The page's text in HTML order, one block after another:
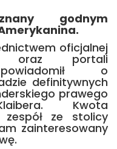
godnym
oficjalnej
oraz portali
powiadomił o
definitywnych
prawego
Kwota
zespół ze stolicy
zainteresowany